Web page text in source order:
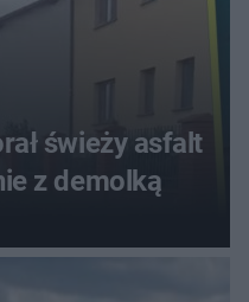
świeży asfalt
z demolką